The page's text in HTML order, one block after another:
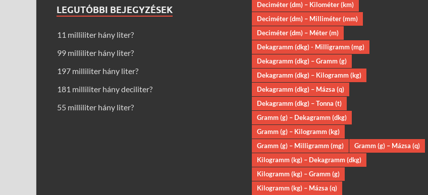
LEGUTÓBBI BEJEGYZÉSEK
11 milliliter hány liter?
99 milliliter hány liter?
197 milliliter hány liter?
181 milliliter hány deciliter?
55 milliliter hány liter?
Deciméter (dm) – Kilométer (km)
Deciméter (dm) – Milliméter (mm)
Deciméter (dm) – Méter (m)
Dekagramm (dkg) - Milligramm (mg)
Dekagramm (dkg) – Gramm (g)
Dekagramm (dkg) – Kilogramm (kg)
Dekagramm (dkg) – Mázsa (q)
Dekagramm (dkg) – Tonna (t)
Gramm (g) – Dekagramm (dkg)
Gramm (g) – Kilogramm (kg)
Gramm (g) – Milligramm (mg)
Gramm (g) – Mázsa (q)
Kilogramm (kg) – Dekagramm (dkg)
Kilogramm (kg) – Gramm (g)
Kilogramm (kg) – Mázsa (q)